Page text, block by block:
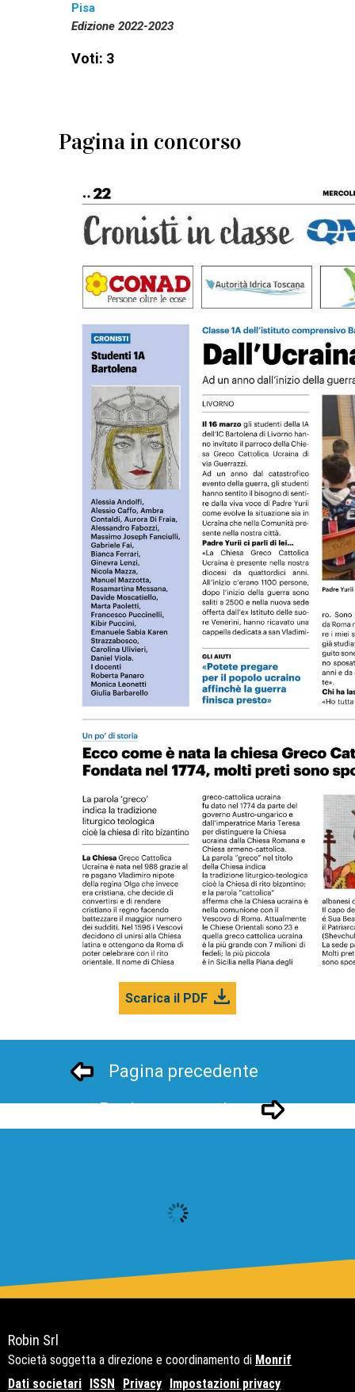
Pisa
Edizione 2022-2023
Voti: 3
Pagina in concorso
Scarica il PDF
Pagina precedente
Pagina successivo
Robin Srl
Società soggetta a direzione e coordinamento di Monrif
Dati societari ISSN Privacy Impostazioni privacy